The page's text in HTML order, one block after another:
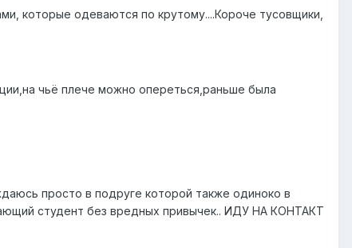
которые одеваются по крутому....Короче тусовщики,
чьё плече можно опереться,раньше была
просто в подруге которой также одиноко в
студент без вредных привычек.. ИДУ НА КОНТАКТ